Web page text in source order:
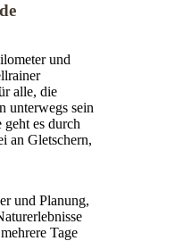
und
alle, die
unterwegs sein
es durch
an Gletschern,
und Planung,
Tage